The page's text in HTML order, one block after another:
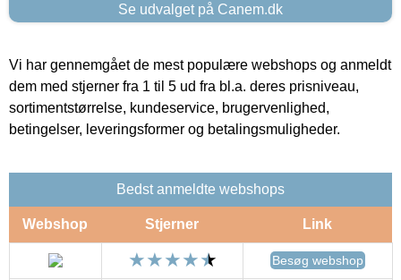
Se udvalget på Canem.dk
Vi har gennemgået de mest populære webshops og anmeldt
dem med stjerner fra 1 til 5 ud fra bl.a. deres prisniveau,
sortimentstørrelse, kundeservice, brugervenlighed,
betingelser, leveringsformer og betalingsmuligheder.
Bedst anmeldte webshops
Webshop Stjerner Link
Besøg webshop